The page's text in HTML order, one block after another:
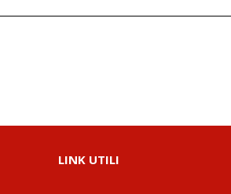
LINK UTILI